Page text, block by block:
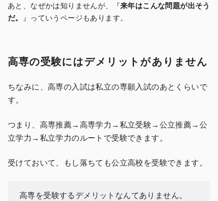
あと、なぜかは知りませんが、『来年はこんな問題が出そう
だ。 』っていうページもあります。
高専の受験にはデメリットがありません
ちなみに、高専の入試は私立の専願入試のあとくらいで
す。
つまり、高専推薦→高専学力→私立受験→公立推薦→公
立学力→私立学力のルートで受験できます。
受けておいて、もし落ちても公立高校を受験できます。
高専を受験するデメリットなんてありません。